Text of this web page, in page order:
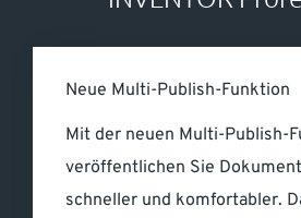
Neue Multi-Publish-Funktion
Mit der neuen Multi-Publish-
veröffentlichen Sie
schneller und komfortabler.